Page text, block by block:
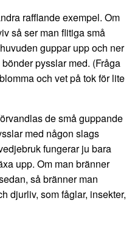
rafflande exempel. Om
så ser man flitiga små
guppar upp och ner
pysslar med. (Fråga
och vet på tok för lite
de små guppande
med någon slags
fungerar ju bara
upp. Om man bränner
så bränner man
djurliv, som fåglar, insekter,